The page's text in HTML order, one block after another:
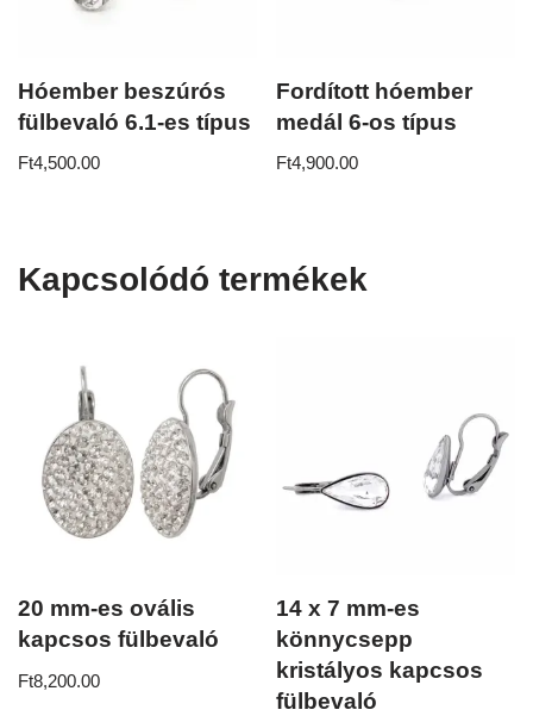
Hóember beszúrós
fülbevaló 6.1-es típus
Ft4,500.00
Fordított hóember
medál 6-os típus
Ft4,900.00
Kapcsolódó termékek
20 mm-es ovális
kapcsos fülbevaló
Ft8,200.00
14 x 7 mm-es
könnycsepp
kristályos kapcsos
fülbevaló